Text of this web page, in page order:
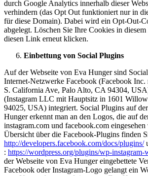
durch Google Analytics innerhalb dieser
verhindern (das Opt Out funktioniert nur in
für diese Domain). Dabei wird ein Opt-Out-
abgelegt. Löschen Sie Ihre Cookies in
diesen Link erneut klicken.
Einbettung von Social Plugins
Auf der Webseite von Eva Hunger sind
Internet-Netzwerke Facebook (Facebook
S. California Ave, Palo Alto, CA 94304,
(Instagram LLC mit Hauptsitz in 1601
94025, USA) integriert. Social Plugins auf
Hunger erkennt man an den Logos, die auf
instagram.com und facebook.com
Übersicht über die Facebook-Plugins finden
http://developers.facebook.com/docs/plugins/
: https://wordpress.org/plugins/wp-instagram-
der Webseite von Eva Hunger eingebettete
Facebook oder Instagram-Logo gelangt ein